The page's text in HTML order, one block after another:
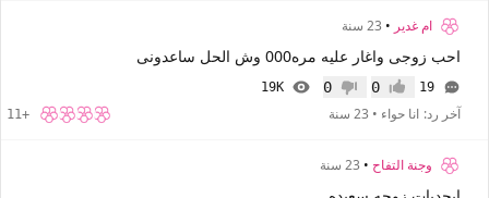
ام غدير • 23 سنة
احب زوجى واغار عليه مره000 وش الحل ساعدونى
19 إعجاب0 عدم إعجاب
0
19K
آخر رد: انا حواء • 23 سنة +11
وجنة التفاح • 23 سنة